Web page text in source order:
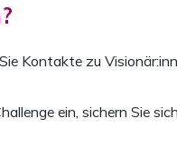
Kontakte zu
ein, sichern Sie